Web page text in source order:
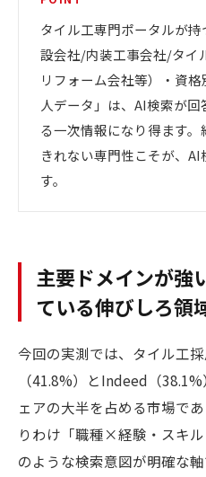
タイル工専門ポータルが
設会社/内装工事会社/タイ
リフォーム会社等）・資
人データ」は、AI検索が
る一次情報になり得ます
きれない専門性こそが、
す。
主要ドメインが強
ている伸びしろ領
今回の実測では、タイル工
（41.8%）とIndeed（
ェアの大半を占める市場で
りわけ「職種×経験・スキ
のような検索意図が明確な